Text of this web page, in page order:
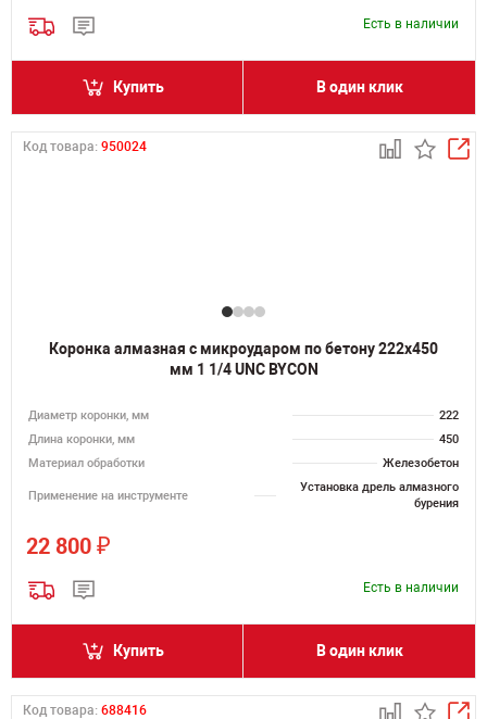
Есть в наличии
Купить В один клик
Код товара: 950024
Коронка алмазная с микроударом по бетону 222х450
мм 1 1/4 UNC BYCON
Диаметр коронки, мм
222
Длина коронки, мм
450
Материал обработки
Железобетон
Применение на инструменте
Установка дрель алмазного
бурения
22 800 ₽
Есть в наличии
Купить В один клик
Код товара: 688416